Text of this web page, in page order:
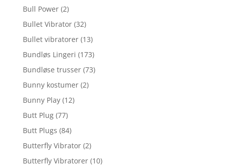
Bull Power (2)
Bullet Vibrator (32)
Bullet vibratorer (13)
Bundløs Lingeri (173)
Bundløse trusser (73)
Bunny kostumer (2)
Bunny Play (12)
Butt Plug (77)
Butt Plugs (84)
Butterfly Vibrator (2)
Butterfly Vibratorer (10)